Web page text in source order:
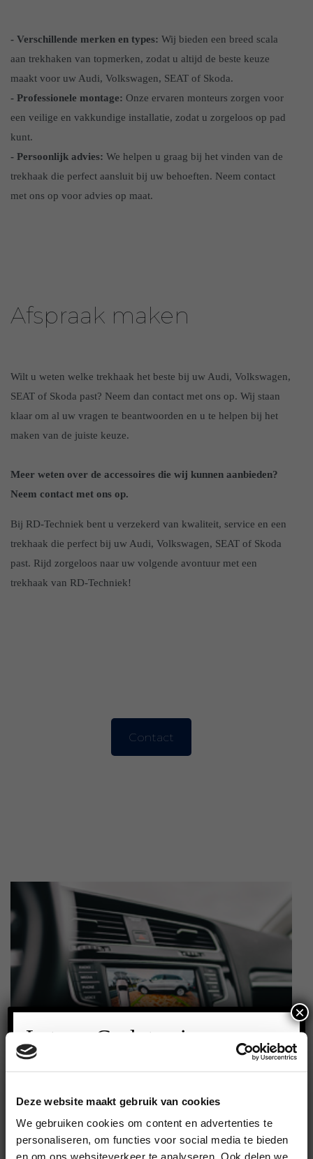
Deze website maakt gebruik van cookies
We gebruiken cookies om content en advertenties te
personaliseren, om functies voor social media te bieden
en om ons websiteverkeer te analyseren. Ook delen we
- Verschillende merken en types: Wij bieden een breed scala
aan trekhaken van topmerken, zodat u altijd de beste keuze
maakt voor uw Audi, Volkswagen, SEAT of Skoda.
- Professionele montage: Onze ervaren monteurs zorgen voor
een veilige en vakkundige installatie, zodat u zorgeloos op pad
kunt.
- Persoonlijk advies: We helpen u graag bij het vinden van de
trekhaak die perfect aansluit bij uw behoeften. Neem contact
met ons op voor advies op maat.
Afspraak maken
Wilt u weten welke trekhaak het beste bij uw Audi, Volkswagen,
SEAT of Skoda past? Neem dan contact met ons op. Wij staan
klaar om al uw vragen te beantwoorden en u te helpen bij het
maken van de juiste keuze.
Meer weten over de accessoires die wij kunnen aanbieden?
Neem contact met ons op.
Bij RD-Techniek bent u verzekerd van kwaliteit, service en een
trekhaak die perfect bij uw Audi, Volkswagen, SEAT of Skoda
past. Rijd zorgeloos naar uw volgende avontuur met een
trekhaak van RD-Techniek!
Contact
Let op: Gesloten i.v.m.
vakantie!
×